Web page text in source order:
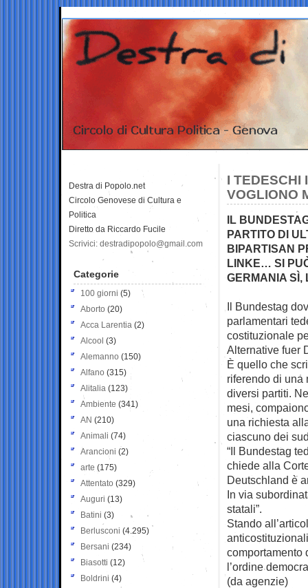
I TEDESCHI
VOGLIONO
IL
PARTITO DI
BIPARTISAN
LINKE… SI
GERMANIA SÌ,
Il Bundestag
parlamentari
costituzionale
Alternative fuer
È quello che
riferendo di una
diversi partiti.
mesi,
una richiesta
ciascuno dei
“Il Bundestag
chiede alla
Deutschland è
In via
statali”.
Stando
comportamento
l’ordine
(da agenzie)
Destra di Popolo.net
Circolo Genovese di Cultura e
Politica
Diretto da Riccardo Fucile
Scrivici: destradipopolo@gmail.com
Categorie
100 giorni (5)
Aborto (20)
Acca Larentia (2)
Alcool (3)
Alemanno (150)
Alfano (315)
Alitalia (123)
Ambiente (341)
AN (210)
Animali (74)
Arancioni (2)
arte (175)
Attentato (329)
Auguri (13)
Batini (3)
Berlusconi (4.295)
Bersani (234)
Biasotti (12)
Boldrini (4)